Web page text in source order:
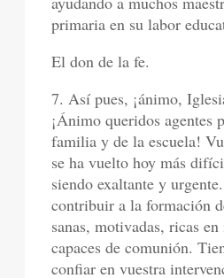
primaria en su labor
El don de la fe.
7. Así pues, ¡ánimo,
¡Ánimo queridos agentes
familia y de la escuela!
se ha vuelto hoy más
siendo exaltante y
contribuir a la formación
sanas, motivadas, ricas
capaces de comunión.
confiar en vuestra